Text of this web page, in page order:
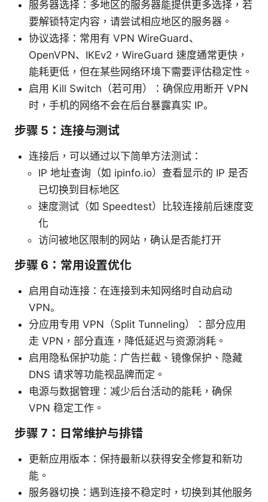
服务器选择：多地区的服务器能提供更多选择，若
要解锁特定内容，请尝试相应地区的服务器。
协议选择：常用有 VPN WireGuard、
OpenVPN、IKEv2，WireGuard 速度通常更快，
能耗更低，但在某些网络环境下需要评估稳定性。
启用 Kill Switch（若可用）：确保应用断开 VPN
时，手机的网络不会在后台暴露真实 IP。
步骤 5：连接与测试
连接后，可以通过以下简单方法测试：
IP 地址查询（如 ipinfo.io）查看显示的 IP 是否
已切换到目标地区
速度测试（如 Speedtest）比较连接前后速度变
化
访问被地区限制的网站，确认是否能打开
步骤 6：常用设置优化
启用自动连接：在连接到未知网络时自动启动
VPN。
分应用专用 VPN（Split Tunneling）：部分应用
走 VPN，部分直连，降低延迟与资源消耗。
启用隐私保护功能：广告拦截、镜像保护、隐藏
DNS 请求等功能视品牌而定。
电源与数据管理：减少后台活动的能耗，确保
VPN 稳定工作。
步骤 7：日常维护与排错
更新应用版本：保持最新以获得安全修复和新功
能。
服务器切换：遇到连接不稳定时，切换到其他服务